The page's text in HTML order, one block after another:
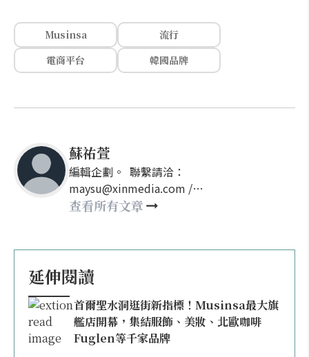
Musinsa
流行
電商平台
韓國品牌
蘇祐萱
編輯企劃。 聯繫請洽：
maysu@xinmedia.com /
may860527@gmail.com
查看所有文章
延伸閱讀
首爾聖水洞逛街新指標！Musinsa最大旗
艦店開幕，集結服飾、美妝、北歐咖啡
Fuglen等千家品牌